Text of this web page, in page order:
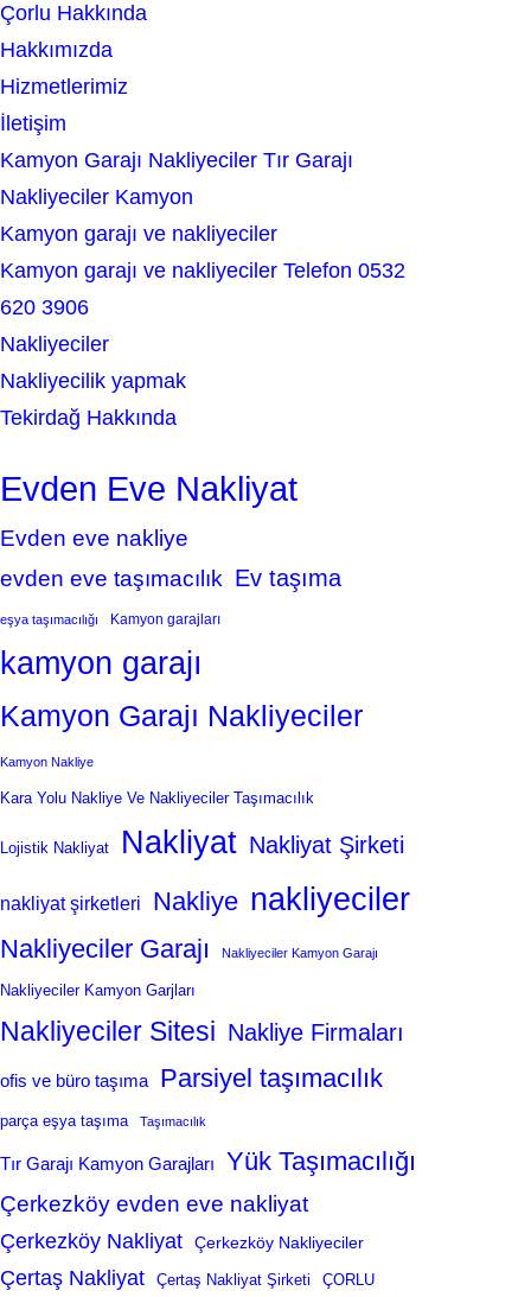
c
h
Çorlu Hakkında
Hakkımızda
Hizmetlerimiz
İletişim
Kamyon Garajı Nakliyeciler Tır Garajı
Nakliyeciler Kamyon
Kamyon garajı ve nakliyeciler
Kamyon garajı ve nakliyeciler Telefon 0532
620 3906
Nakliyeciler
Nakliyecilik yapmak
Tekirdağ Hakkında
Evden Eve Nakliyat
Evden eve nakliye
evden eve taşımacılık Ev taşıma
eşya taşımacılığı Kamyon garajları
kamyon garajı
Kamyon Garajı Nakliyeciler
Kamyon Nakliye
Kara Yolu Nakliye Ve Nakliyeciler Taşımacılık
Lojistik Nakliyat Nakliyat Nakliyat Şirketi
nakliyat şirketleri Nakliye nakliyeciler
Nakliyeciler Garajı Nakliyeciler Kamyon Garajı
Nakliyeciler Kamyon Garjları
Nakliyeciler Sitesi Nakliye Firmaları
ofis ve büro taşıma Parsiyel taşımacılık
parça eşya taşıma Taşımacılık
Tır Garajı Kamyon Garajları Yük Taşımacılığı
Çerkezköy evden eve nakliyat
Çerkezköy Nakliyat Çerkezköy Nakliyeciler
Çertaş Nakliyat Çertaş Nakliyat Şirketi ÇORLU